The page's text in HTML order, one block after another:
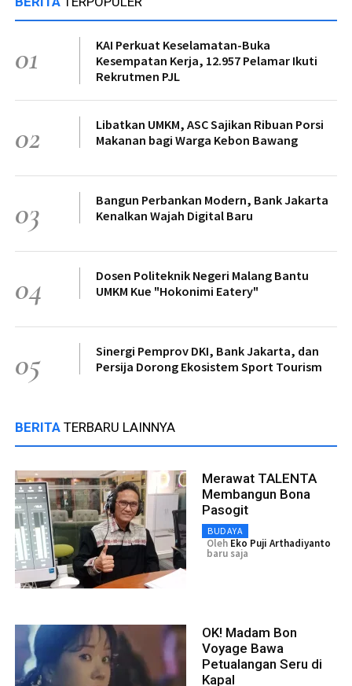
01
KAI Perkuat Keselamatan-Buka
Kesempatan Kerja, 12.957 Pelamar Ikuti
Rekrutmen PJL
02
Libatkan UMKM, ASC Sajikan Ribuan Porsi
Makanan bagi Warga Kebon Bawang
03
Bangun Perbankan Modern, Bank Jakarta
Kenalkan Wajah Digital Baru
04
Dosen Politeknik Negeri Malang Bantu
UMKM Kue "Hokonimi Eatery"
05
Sinergi Pemprov DKI, Bank Jakarta, dan
Persija Dorong Ekosistem Sport Tourism
BERITA TERBARU LAINNYA
Merawat TALENTA
Membangun Bona
Pasogit
BUDAYA
Oleh Eko Puji Arthadiyanto
baru saja
OK! Madam Bon
Voyage Bawa
Petualangan Seru di
Kapal